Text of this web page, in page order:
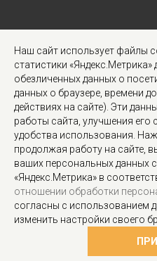
МЫ В СОЦ
СЕТЯХ
ИНФОРМАЦИЯ ДЛЯ КЛИЕНТОВ
СОГЛАСИЕ НА ОБРАБОТКУ
ПОЛИТИКА КОНФИДЕНЦИАЛЬНОСТИ И
© 2018-2026 Stylecard.su. Все
Наш сайт использует файлы
статистики
обезличенных данных о
данных о браузере, времени
действиях на сайте). Эти
работы сайта, улучшения
удобства использования.
продолжая работу на сайте,
ваших персональных данных
«Яндекс.Метрика» в
отношении обработки
согласны с использованием
изменить настройки своего